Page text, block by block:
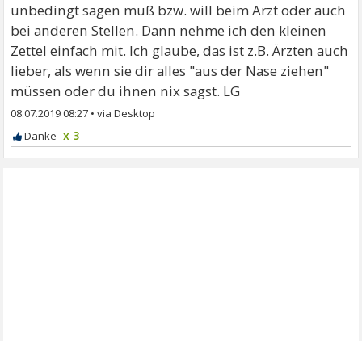
unbedingt sagen muß bzw. will beim Arzt oder auch
bei anderen Stellen. Dann nehme ich den kleinen
Zettel einfach mit. Ich glaube, das ist z.B. Ärzten auch
lieber, als wenn sie dir alles "aus der Nase ziehen"
müssen oder du ihnen nix sagst. LG
08.07.2019 08:27 •
x 3